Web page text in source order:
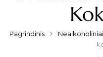
Pagrindinis